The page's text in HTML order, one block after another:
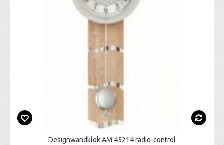
Designwandklok AM 45214 radio-control